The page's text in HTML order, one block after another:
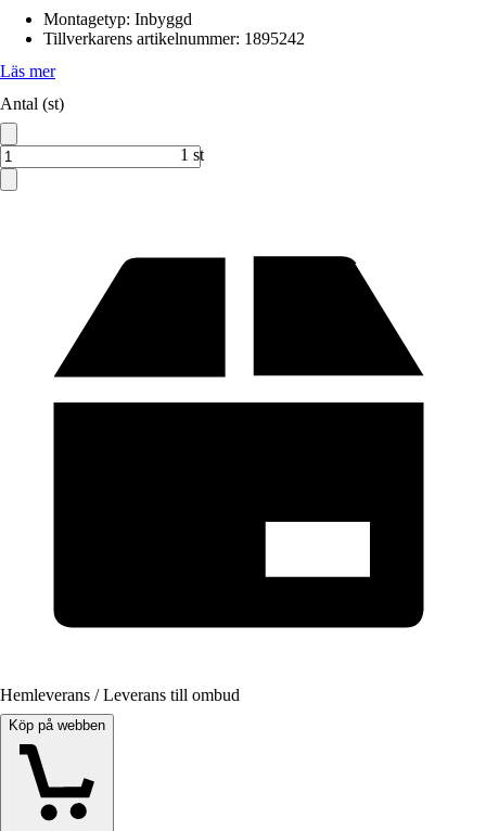
Montagetyp: Inbyggd
Tillverkarens artikelnummer: 1895242
Läs mer
Antal (st)
1 st
Hemleverans / Leverans till ombud
Köp på webben